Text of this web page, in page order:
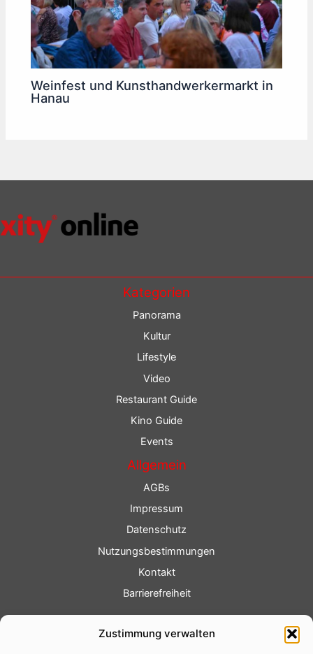
Zustimmung verwalten
Weinfest und Kunsthandwerkermarkt in
Hanau
Kategorien
Panorama
Kultur
Lifestyle
Video
Restaurant Guide
Kino Guide
Events
Allgemein
AGBs
Impressum
Datenschutz
Nutzungsbestimmungen
Kontakt
Barrierefreiheit
Fotoservice